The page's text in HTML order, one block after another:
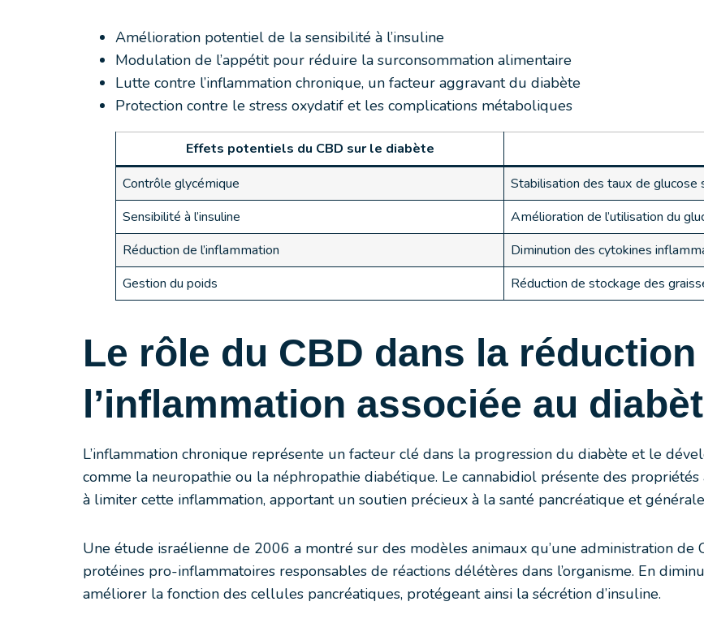
Amélioration potentiel de la sensibilité à l’insuline
Modulation de l’appétit pour réduire la surconsommation alimentaire
Lutte contre l’inflammation chronique, un facteur aggravant du diabète
Protection contre le stress oxydatif et les complications métaboliques
Effets potentiels du CBD sur le diabète
Contrôle glycémique
Stabilisation des taux de glucose
Sensibilité à l’insuline
Amélioration de l’utilisation du
Réduction de l’inflammation
Diminution des cytokines
Gestion du poids
Réduction de stockage des
Le rôle du CBD dans la réduction
l’inflammation associée au
L’inflammation chronique représente un facteur clé dans la progression du diabète et le
comme la neuropathie ou la néphropathie diabétique. Le cannabidiol présente des
à limiter cette inflammation, apportant un soutien précieux à la santé pancréatique et
Une étude israélienne de 2006 a montré sur des modèles animaux qu’une administration de
protéines pro-inflammatoires responsables de réactions délétères dans l’organisme. En
améliorer la fonction des cellules pancréatiques, protégeant ainsi la sécrétion d’insuline.